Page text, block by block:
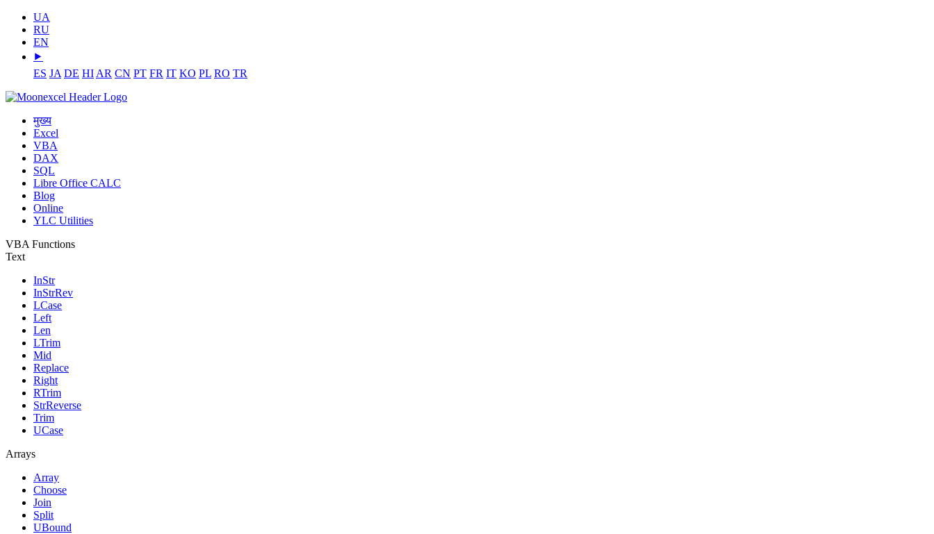
UA
RU
EN
⯈
ES JA DE HI AR CN PT FR IT KO PL RO TR
मुख्य
Excel
VBA
DAX
SQL
Libre Office CALC
Blog
Online
YLC Utilities
VBA Functions
Text
InStr
InStrRev
LCase
Left
Len
LTrim
Mid
Replace
Right
RTrim
StrReverse
Trim
UCase
Arrays
Array
Choose
Join
Split
UBound